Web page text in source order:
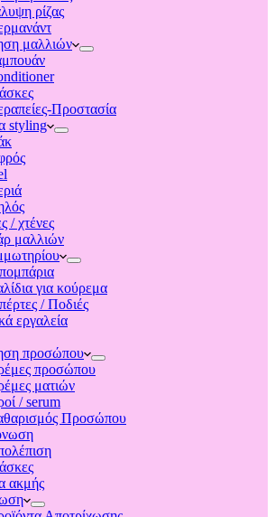
ρίζας
μαλλιών
Προστασία
styling
/ χτένες
μαλλιών
για κούρεμα
/ Ποδιές
εργαλεία
προσώπου
προσώπου
ματιών
/ serum
Προσώπου
ακμής